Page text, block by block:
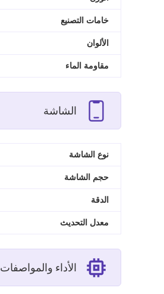
خامات التصنيع
الألوان
مقاومة الماء
الشاشة
نوع الشاشة
حجم الشاشة
الدقة
معدل التحديث
الأداء والمواصفات